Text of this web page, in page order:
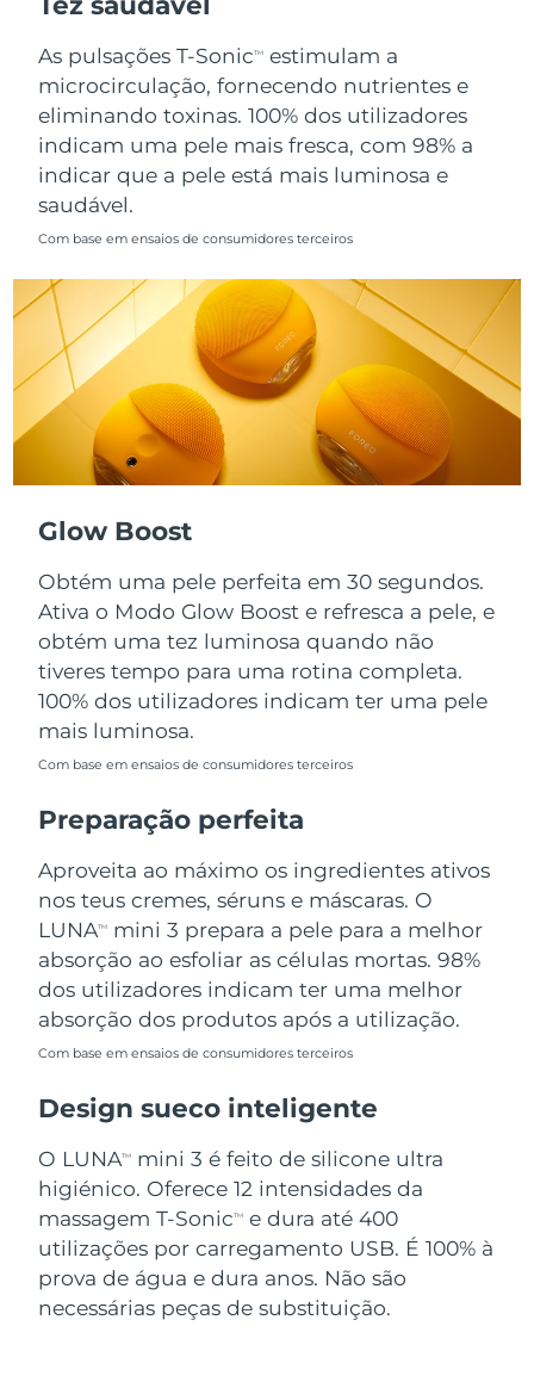
As pulsações T-SonicTM
estimulam a
microcirculação, fornecendo nutrientes e
eliminando toxinas. 100% dos utilizadores
indicam uma pele mais fresca, com 98% a
indicar que a pele está mais luminosa e
saudável.
Com base em ensaios de consumidores terceiros
Glow Boost
Obtém uma pele perfeita em 30 segundos.
Ativa o Modo Glow Boost e refresca a pele, e
obtém uma tez luminosa quando não
tiveres tempo para uma rotina completa.
100% dos utilizadores indicam ter uma pele
mais luminosa.
Com base em ensaios de consumidores terceiros
Preparação perfeita
Aproveita ao máximo os ingredientes ativos
nos teus cremes, séruns e máscaras. O
LUNATM
mini 3 prepara a pele para a melhor
absorção ao esfoliar as células mortas. 98%
dos utilizadores indicam ter uma melhor
absorção dos produtos após a utilização.
Com base em ensaios de consumidores terceiros
Design sueco inteligente
O LUNATM
mini 3 é feito de silicone ultra
higiénico. Oferece 12 intensidades da
massagem T-SonicTM
e dura até 400
utilizações por carregamento USB. É 100% à
prova de água e dura anos. Não são
necessárias peças de substituição.
Singapura Entrega prevista
Eslováquia
Eslovênia Entrega prevista8/9/26
África do Sul
Espanha Entrega prevista 8/9/26
Suécia Entrega prevista 8/9/26
Suíça Entrega prevista8/9/26
Taiwan
Tailândia
Turquia Entrega prevista8/10/26
Emirados Árabes
Unidos
Entrega prevista8/10/26
Reino Unido
Vietnã Entrega prevista